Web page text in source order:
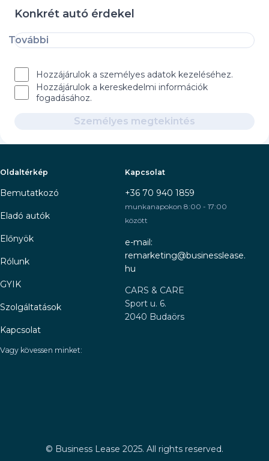
Konkrét autó érdekel
További
Hozzájárulok a személyes adatok kezeléséhez.
Hozzájárulok a kereskedelmi információk
fogadásához.
Személyes megtekintés
Oldaltérkép
Bemutatkozó
Eladó autók
Előnyök
Rólunk
GYIK
Szolgáltatások
Kapcsolat
Kapcsolat
+36 70 940 1859
munkanapokon 8:00 - 17:00
között
e-mail:
remarketing@businesslease.
hu
CARS & CARE
Sport u. 6.
2040 Budaörs
Vagy kövessen minket:
© Business Lease 2025. All rights reserved.